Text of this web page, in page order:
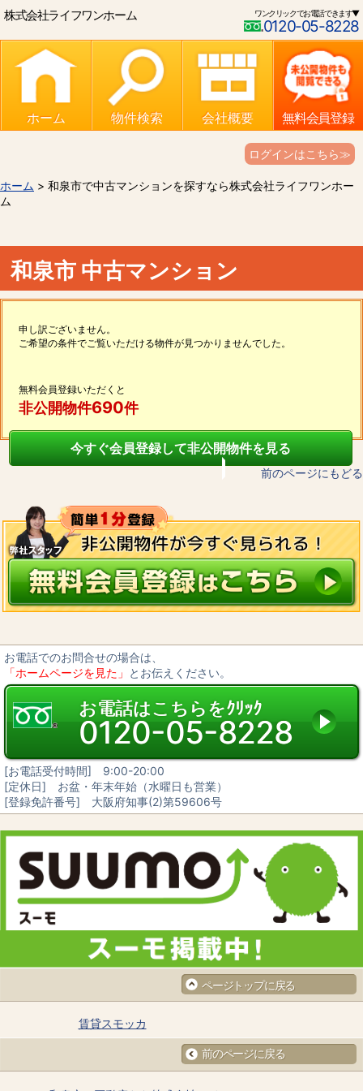
株式会社ライフワンホーム ワンクリックでお電話できます▼
0120-05-8228
ホーム 物件検索 会社概要 無料会員登録
ログインはこちら≫
ホーム > 和泉市で中古マンションを探すなら株式会社ライフワンホー
ム
和泉市 中古マンション
申し訳ございません。
ご希望の条件でご覧いただける物件が見つかりませんでした。
無料会員登録いただくと
非公開物件690件
今すぐ会員登録して非公開物件を見る
前のページにもどる
お電話でのお問合せの場合は、
「ホームページを見た」 とお伝えください。
お電話はこちらをｸﾘｯｸ
0120-05-8228
[お電話受付時間] 9:00-20:00
[定休日] お盆・年末年始（水曜日も営業）
[登録免許番号] 大阪府知事(2)第59606号
ページトップに戻る
賃貸スモッカ
前のページに戻る